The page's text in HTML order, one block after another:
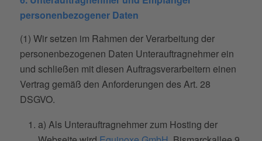
personenbezogener Daten
(1) Wir setzen im Rahmen der Verarbeitung der
personenbezogenen Daten Unterauftragnehmer ein
und schließen mit diesen Auftragsverarbeitern einen
Vertrag gemäß den Anforderungen des Art. 28
DSGVO.
a) Als Unterauftragnehmer zum Hosting der